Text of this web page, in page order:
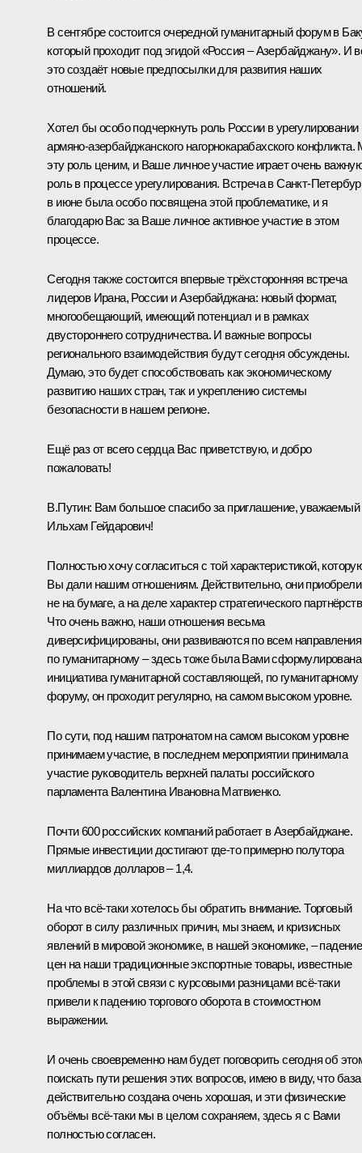
В сентябре состоится очередной гуманитарный форум в
который проходит под эгидой «Россия – Азербайджану». И
это создаёт новые предпосылки для развития наших
отношений.
Хотел бы особо подчеркнуть роль России в урегулировании
армяно-азербайджанского нагорнокарабахского
эту роль ценим, и Ваше личное участие играет очень
роль в процессе урегулирования. Встреча в Санкт-
в июне была особо посвящена этой проблематике, и я
благодарю Вас за Ваше личное активное участие в этом
процессе.
Сегодня также состоится впервые трёхсторонняя встреча
лидеров Ирана, России и Азербайджана: новый формат,
многообещающий, имеющий потенциал и в рамках
двустороннего сотрудничества. И важные вопросы
регионального взаимодействия будут сегодня обсуждены.
Думаю, это будет способствовать как экономическому
развитию наших стран, так и укреплению системы
безопасности в нашем регионе.
Ещё раз от всего сердца Вас приветствую, и добро
пожаловать!
В.Путин: Вам большое спасибо за приглашение, уважаемый
Ильхам Гейдарович!
Полностью хочу согласиться с той характеристикой,
Вы дали нашим отношениям. Действительно, они приобрели
не на бумаге, а на деле характер стратегического
Что очень важно, наши отношения весьма
диверсифицированы, они развиваются по всем
по гуманитарному – здесь тоже была Вами сформулирована
инициатива гуманитарной составляющей, по гуманитарному
форуму, он проходит регулярно, на самом высоком уровне.
По сути, под нашим патронатом на самом высоком уровне
принимаем участие, в последнем мероприятии принимала
участие руководитель верхней палаты российского
парламента Валентина Ивановна Матвиенко.
Почти 600 российских компаний работает в Азербайджане.
Прямые инвестиции достигают где‑то примерно полутора
миллиардов долларов – 1,4.
На что всё‑таки хотелось бы обратить внимание. Торговый
оборот в силу различных причин, мы знаем, и кризисных
явлений в мировой экономике, в нашей экономике, – падение
цен на наши традиционные экспортные товары, известные
проблемы в этой связи с курсовыми разницами всё‑таки
привели к падению торгового оборота в стоимостном
выражении.
И очень своевременно нам будет поговорить сегодня об
поискать пути решения этих вопросов, имею в виду, что база
действительно создана очень хорошая, и эти физические
объёмы всё‑таки мы в целом сохраняем, здесь я с Вами
полностью согласен.